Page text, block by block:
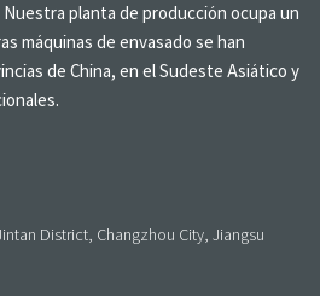
planta de producción ocupa un
máquinas de envasado se han
de China, en el Sudeste Asiático y
District, Changzhou City, Jiangsu